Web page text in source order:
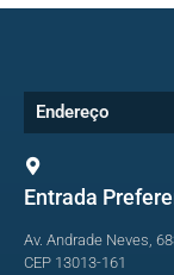
Endereço
Entrada
Av. Andrade Neves,
CEP 13013-161